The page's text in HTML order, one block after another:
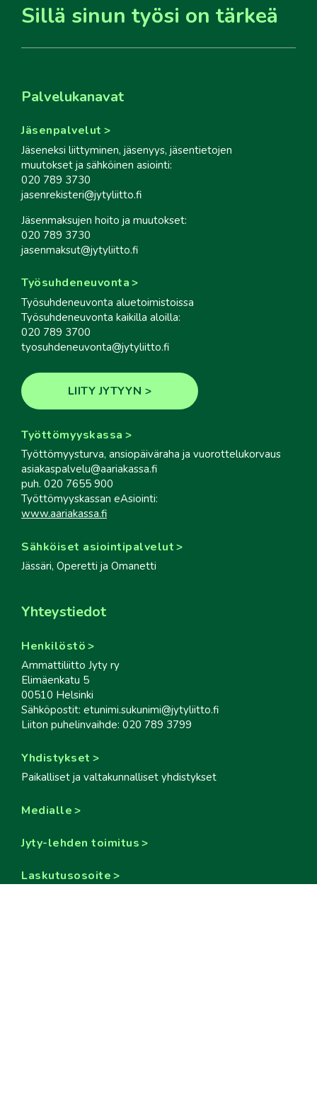
Sillä sinun työsi on tärkeä
Palvelukanavat
Jäsenpalvelut
Jäseneksi liittyminen, jäsenyys, jäsentietojen
muutokset ja sähköinen asiointi:
020 789 3730
jasenrekisteri@jytyliitto.fi
Jäsenmaksujen hoito ja muutokset:
020 789 3730
jasenmaksut@jytyliitto.fi
Työsuhdeneuvonta
Työsuhdeneuvonta aluetoimistoissa
Työsuhdeneuvonta kaikilla aloilla:
020 789 3700
tyosuhdeneuvonta@jytyliitto.fi
LIITY JYTYYN
Työttömyyskassa
Työttömyysturva, ansiopäiväraha ja vuorottelukorvaus
asiakaspalvelu@aariakassa.fi
puh. 020 7655 900
Työttömyyskassan eAsiointi:
www.aariakassa.fi
Sähköiset asiointipalvelut
Jässäri, Operetti ja Omanetti
Yhteystiedot
Henkilöstö
Ammattiliitto Jyty ry
Elimäenkatu 5
00510 Helsinki
Sähköpostit: etunimi.sukunimi@jytyliitto.fi
Liiton puhelinvaihde: 020 789 3799
Yhdistykset
Paikalliset ja valtakunnalliset yhdistykset
Medialle
Jyty-lehden toimitus
Laskutusosoite